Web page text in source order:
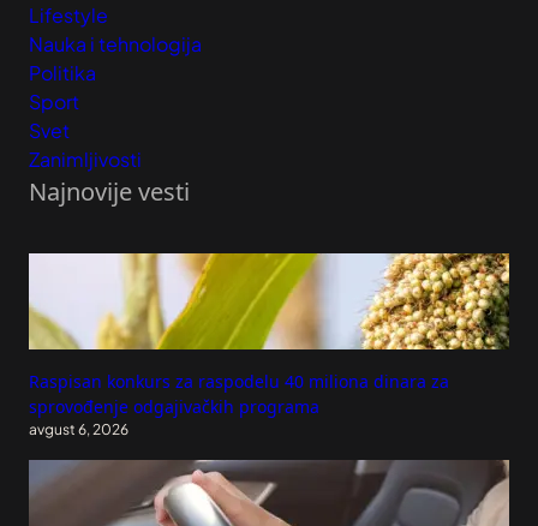
Lifestyle
Nauka i tehnologija
Politika
Sport
Svet
Zanimljivosti
Najnovije vesti
Raspisan konkurs za raspodelu 40 miliona dinara za
sprovođenje odgajivačkih programa
avgust 6, 2026